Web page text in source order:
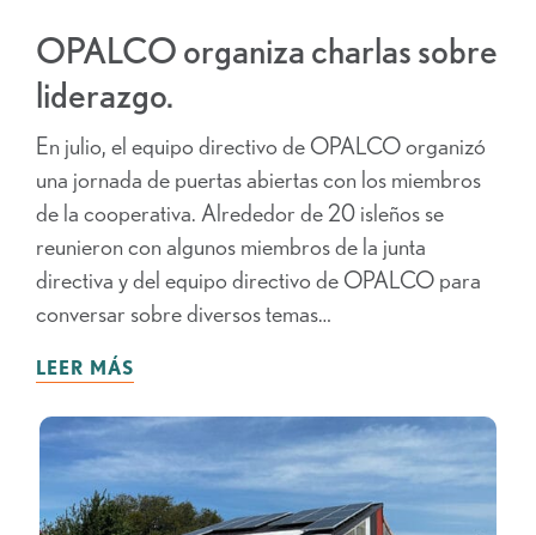
OPALCO organiza charlas sobre
liderazgo.
En julio, el equipo directivo de OPALCO organizó
una jornada de puertas abiertas con los miembros
de la cooperativa. Alrededor de 20 isleños se
reunieron con algunos miembros de la junta
directiva y del equipo directivo de OPALCO para
conversar sobre diversos temas…
LEER MÁS